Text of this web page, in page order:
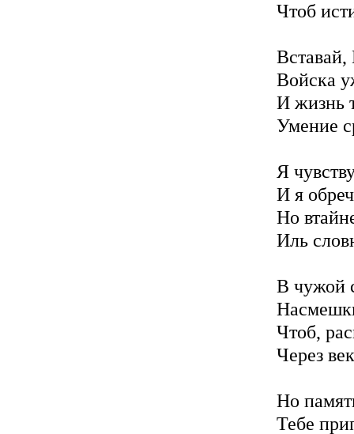
Чтоб
Войска
И жизнь
Умение
Я
И я
Но
Иль
В чужой
Чтоб,
Через
Но
Тебе